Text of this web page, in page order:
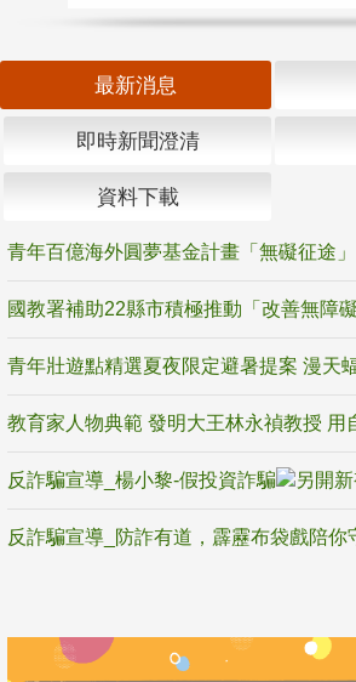
最新消息
即時新聞澄清
資料下載
反詐騙宣導_楊小黎-假投資詐騙